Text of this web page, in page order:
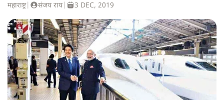
महाराष्ट्र| संजय राय| 3 DEC, 2019